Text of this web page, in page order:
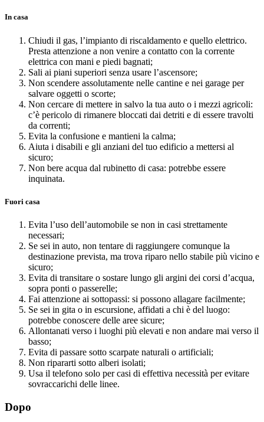
In casa
Chiudi il gas, l’impianto di riscaldamento e quello elettrico.
Presta attenzione a non venire a contatto con la corrente
elettrica con mani e piedi bagnati;
Sali ai piani superiori senza usare l’ascensore;
Non scendere assolutamente nelle cantine e nei garage per
salvare oggetti o scorte;
Non cercare di mettere in salvo la tua auto o i mezzi agricoli:
c’è pericolo di rimanere bloccati dai detriti e di essere travolti
da correnti;
Evita la confusione e mantieni la calma;
Aiuta i disabili e gli anziani del tuo edificio a mettersi al
sicuro;
Non bere acqua dal rubinetto di casa: potrebbe essere
inquinata.
Fuori casa
Evita l’uso dell’automobile se non in casi strettamente
necessari;
Se sei in auto, non tentare di raggiungere comunque la
destinazione prevista, ma trova riparo nello stabile più vicino e
sicuro;
Evita di transitare o sostare lungo gli argini dei corsi d’acqua,
sopra ponti o passerelle;
Fai attenzione ai sottopassi: si possono allagare facilmente;
Se sei in gita o in escursione, affidati a chi è del luogo:
potrebbe conoscere delle aree sicure;
Allontanati verso i luoghi più elevati e non andare mai verso il
basso;
Evita di passare sotto scarpate naturali o artificiali;
Non ripararti sotto alberi isolati;
Usa il telefono solo per casi di effettiva necessità per evitare
sovraccarichi delle linee.
Dopo